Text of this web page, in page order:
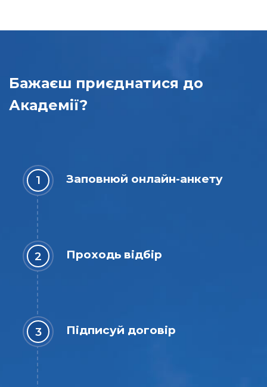
Бажаєш приєднатися до
Академії?
Заповнюй онлайн-анкету
Проходь відбір
Підписуй договір